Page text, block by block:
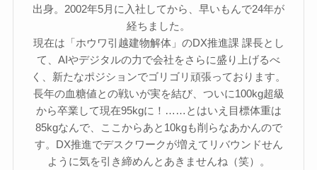
出身。2002年5月に入社してから、早いもんで24年が
経ちました。
現在は「ホウワ引越建物解体」のDX推進課 課長とし
て、AIやデジタルの力で会社をさらに盛り上げるべ
く、新たなポジションでゴリゴリ頑張っております。
長年の血糖値との戦いが実を結び、ついに100kg超級
から卒業して現在95kgに！……とはいえ目標体重は
85kgなんで、ここからあと10kgも削らなあかんので
す。DX推進でデスクワークが増えてリバウンドせん
ように気を引き締めんとあきませんね（笑）。